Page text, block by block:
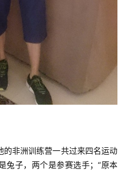
的非洲训练营一共过来四名运动
兔子，两个是参赛选手；“原本